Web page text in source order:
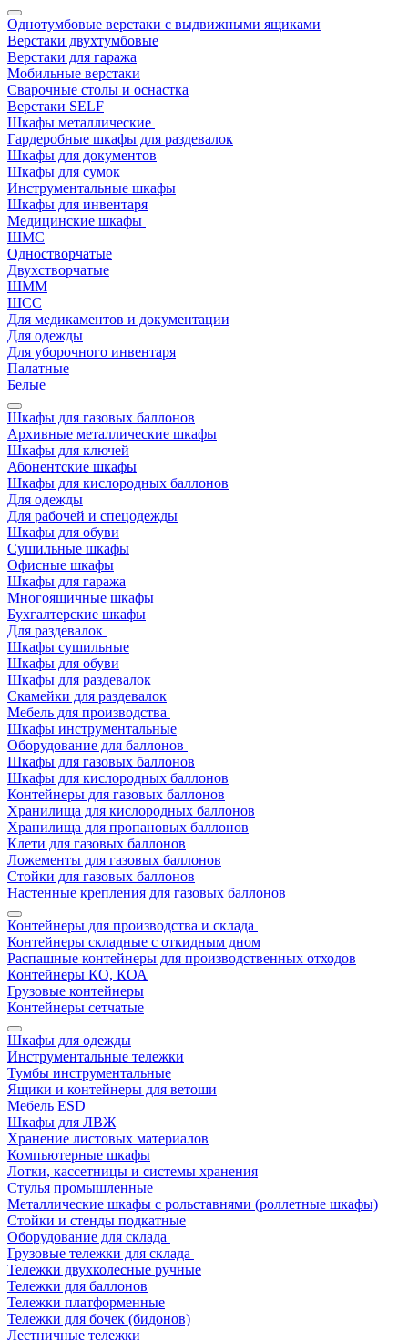
Однотумбовые верстаки с выдвижными ящиками
Верстаки двухтумбовые
Верстаки для гаража
Мобильные верстаки
Сварочные столы и оснастка
Верстаки SELF
Шкафы металлические
Гардеробные шкафы для раздевалок
Шкафы для документов
Шкафы для сумок
Инструментальные шкафы
Шкафы для инвентаря
Медицинские шкафы
ШМС
Одностворчатые
Двухстворчатые
ШММ
ШСС
Для медикаментов и документации
Для одежды
Для уборочного инвентаря
Палатные
Белые
Шкафы для газовых баллонов
Архивные металлические шкафы
Шкафы для ключей
Абонентские шкафы
Шкафы для кислородных баллонов
Для одежды
Для рабочей и спецодежды
Шкафы для обуви
Сушильные шкафы
Офисные шкафы
Шкафы для гаража
Многоящичные шкафы
Бухгалтерские шкафы
Для раздевалок
Шкафы сушильные
Шкафы для обуви
Шкафы для раздевалок
Скамейки для раздевалок
Мебель для производства
Шкафы инструментальные
Оборудование для баллонов
Шкафы для газовых баллонов
Шкафы для кислородных баллонов
Контейнеры для газовых баллонов
Хранилища для кислородных баллонов
Хранилища для пропановых баллонов
Клети для газовых баллонов
Ложементы для газовых баллонов
Стойки для газовых баллонов
Настенные крепления для газовых баллонов
Контейнеры для производства и склада
Контейнеры складные с откидным дном
Распашные контейнеры для производственных отходов
Контейнеры КО, КОА
Грузовые контейнеры
Контейнеры сетчатые
Шкафы для одежды
Инструментальные тележки
Тумбы инструментальные
Ящики и контейнеры для ветоши
Мебель ESD
Шкафы для ЛВЖ
Хранение листовых материалов
Компьютерные шкафы
Лотки, кассетницы и системы хранения
Стулья промышленные
Металлические шкафы с рольставнями (роллетные шкафы)
Стойки и стенды подкатные
Оборудование для склада
Грузовые тележки для склада
Тележки двухколесные ручные
Тележки для баллонов
Тележки платформенные
Тележки для бочек (бидонов)
Лестничные тележки